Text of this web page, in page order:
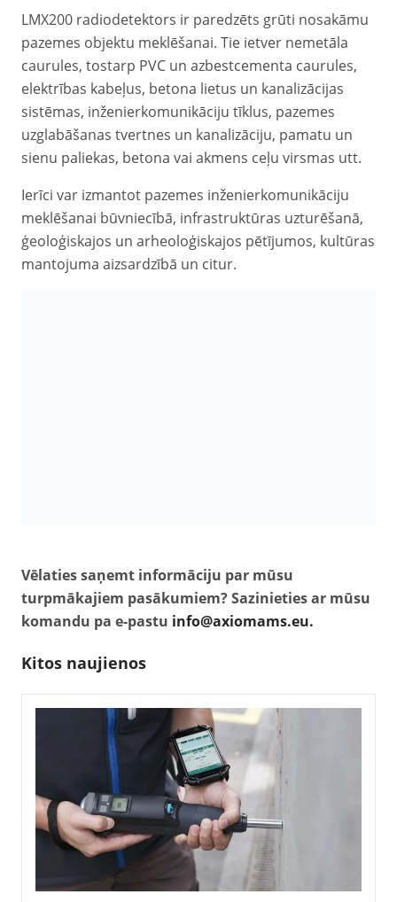
LMX200 radiodetektors ir paredzēts grūti nosakāmu
pazemes objektu meklēšanai. Tie ietver nemetāla
caurules, tostarp PVC un azbestcementa caurules,
elektrības kabeļus, betona lietus un kanalizācijas
sistēmas, inženierkomunikāciju tīklus, pazemes
uzglabāšanas tvertnes un kanalizāciju, pamatu un
sienu paliekas, betona vai akmens ceļu virsmas utt.
Ierīci var izmantot pazemes inženierkomunikāciju
meklēšanai būvniecībā, infrastruktūras uzturēšanā,
ģeoloģiskajos un arheoloģiskajos pētījumos, kultūras
mantojuma aizsardzībā un citur.
Vēlaties saņemt informāciju par mūsu
turpmākajiem pasākumiem? Sazinieties ar mūsu
komandu pa e-pastu info@axiomams.eu.
Kitos naujienos